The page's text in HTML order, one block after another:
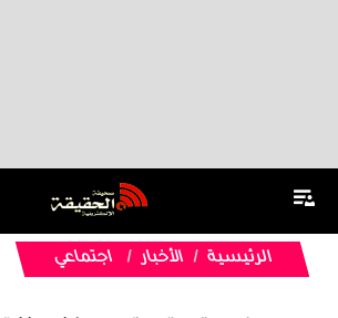
الرئيسية الأخبار اجتماعي